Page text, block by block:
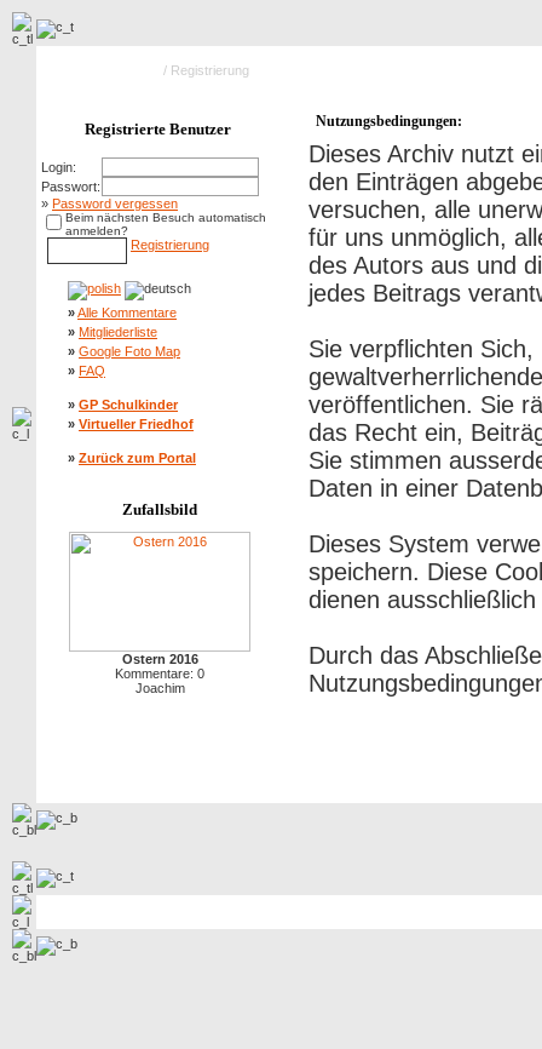
/ Registrierung
Registrierte Benutzer
Login:
Passwort:
» Password vergessen
Beim nächsten Besuch automatisch
anmelden?
Registrierung
»Alle Kommentare
» Mitgliederliste
» Google Foto Map
» FAQ
» GP Schulkinder
» Virtueller Friedhof
» Zurück zum Portal
Zufallsbild
Ostern 2016
Kommentare: 0
Joachim
Nutzungsbedingungen:
Dieses Archiv nutzt
den Einträgen
versuchen, alle
für uns unmöglich,
des Autors aus und
jedes Beitrags
Sie verpflichten
veröffentlichen. Sie
das Recht ein,
Sie stimmen
Daten in einer
Dieses System
speichern. Diese
dienen
Durch das